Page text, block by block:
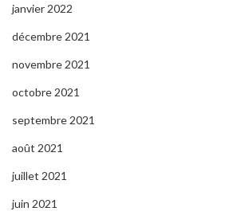
janvier 2022
décembre 2021
novembre 2021
octobre 2021
septembre 2021
août 2021
juillet 2021
juin 2021